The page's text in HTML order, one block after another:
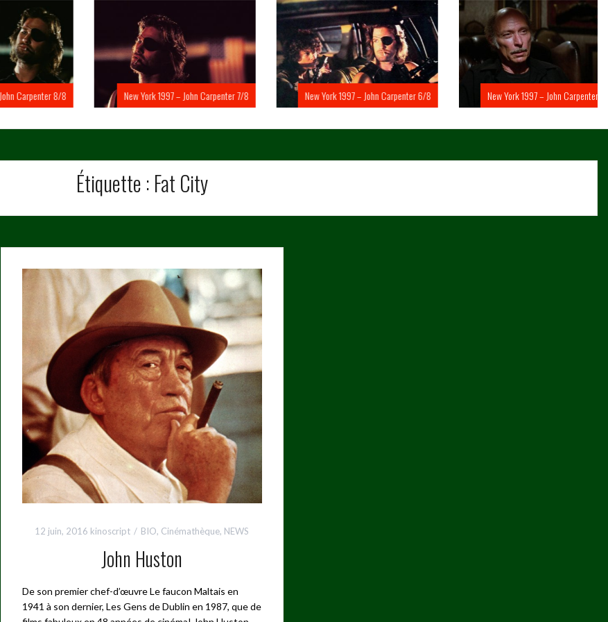
8/8 New York 1997 – John Carpenter 7/8 New York 1997 – John Carpenter 6/8 New York 1997 – John Carpenter 5/8
Étiquette : Fat City
12 juin, 2016 kinoscript BIO, Cinémathèque, NEWS
John Huston
De son premier chef-d’œuvre Le faucon Maltais en
1941 à son dernier, Les Gens de Dublin en 1987, que de